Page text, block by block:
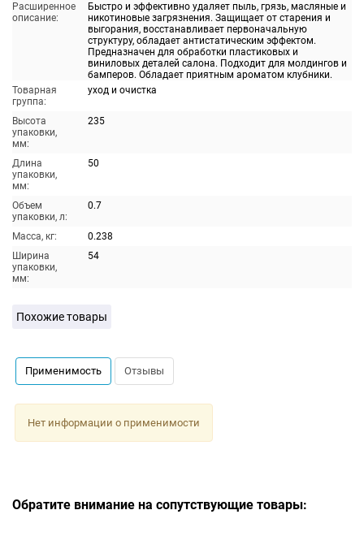
Расширенное
описание:
Быстро и эффективно удаляет пыль, грязь, масляные и
никотиновые загрязнения. Защищает от старения и
выгорания, восстанавливает первоначальную
структуру, обладает антистатическим эффектом.
Предназначен для обработки пластиковых и
виниловых деталей салона. Подходит для молдингов и
бамперов. Обладает приятным ароматом клубники.
Товарная
группа:
уход и очистка
Высота
упаковки,
мм:
235
Длина
упаковки,
мм:
50
Объем
упаковки, л:
0.7
Масса, кг:
0.238
Ширина
упаковки,
мм:
54
Похожие товары
Применимость Отзывы
Нет информации о применимости
Обратите внимание на сопутствующие товары: